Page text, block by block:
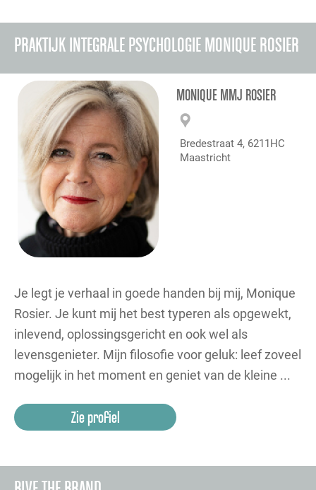
PRAKTIJK INTEGRALE PSYCHOLOGIE MONIQUE ROSIER
MONIQUE MMJ ROSIER
Bredestraat 4, 6211HC
Maastricht
Je legt je verhaal in goede handen bij mij, Monique
Rosier. Je kunt mij het best typeren als opgewekt,
inlevend, oplossingsgericht en ook wel als
levensgenieter. Mijn filosofie voor geluk: leef zoveel
mogelijk in het moment en geniet van de kleine ...
Zie profiel